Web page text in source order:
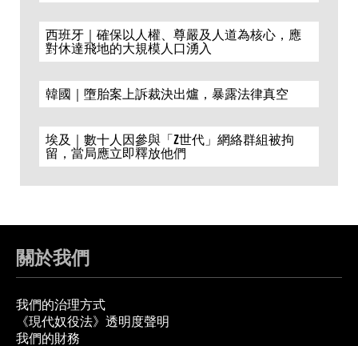
西班牙｜確保以人權、尊嚴及人道為核心，應
對休達飛地的大規模人口湧入
韓國｜墮胎案上訴裁決出爐，暴露法律真空
埃及｜數十人因參與「Z世代」網絡群組被拘
留，當局應立即釋放他們
關於我們
我們的治理方式
《現代奴役法》透明度聲明
我們的財務